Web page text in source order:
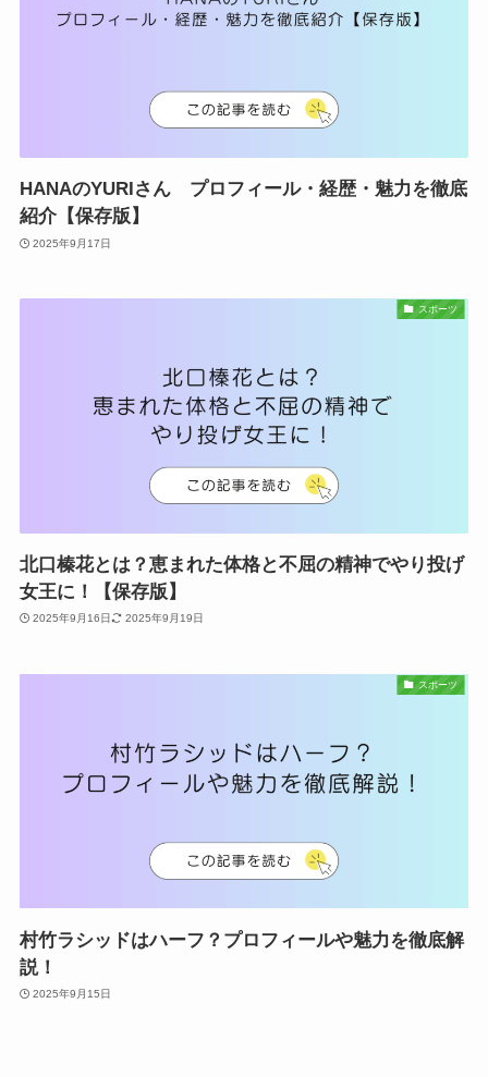
HANAのYURIさん プロフィール・経歴・魅力を徹底
紹介【保存版】
2025年9月17日
スポーツ
北口榛花とは？恵まれた体格と不屈の精神でやり投げ
女王に！【保存版】
2025年9月16日 2025年9月19日
スポーツ
村竹ラシッドはハーフ？プロフィールや魅力を徹底解
説！
2025年9月15日